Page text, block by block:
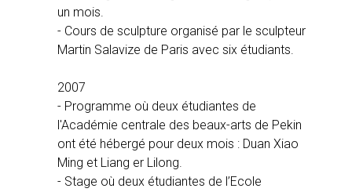
un mois.
- Cours de sculpture organisé par le sculpteur
Martin Salavize de Paris avec six étudiants.
2007
- Programme où deux étudiantes de
l'Académie centrale des beaux-arts de Pekin
ont été hébergé pour deux mois : Duan Xiao
Ming et Liang er Lilong.
- Stage où deux étudiantes de l’Ecole